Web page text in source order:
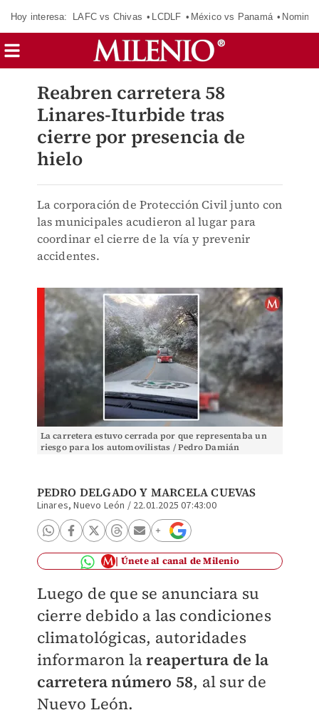
Hoy interesa: LAFC vs Chivas LCDLF México vs Panamá
Reabren carretera 58
Linares-Iturbide tras
cierre por presencia de
hielo
La corporación de Protección Civil junto con
las municipales acudieron al lugar para
coordinar el cierre de la vía y prevenir
accidentes.
La carretera estuvo cerrada por que representaba un
riesgo para los automovilistas / Pedro Damián
PEDRO DELGADOY MARCELA CUEVAS
Linares, Nuevo León / 22.01.2025 07:43:00
Únete al canal de Milenio
Luego de que se anunciara su
cierre debido a las condiciones
climatológicas, autoridades
informaron lareapertura de la
carretera número 58, al sur de
Nuevo León.